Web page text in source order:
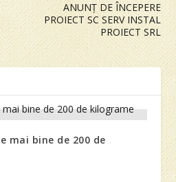
ANUNȚ DE ÎNCEPERE
PROIECT SC SERV INSTAL
PROIECT SRL
mai bine de 200 de